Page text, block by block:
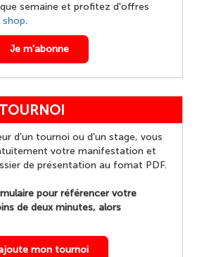
semaine et profitez d'offres
shop.
Je m'abonne
d'un tournoi ou d'un stage, vous
votre manifestation et
de présentation au fomat PDF.
pour référencer votre
de deux minutes, alors
mon tournoi